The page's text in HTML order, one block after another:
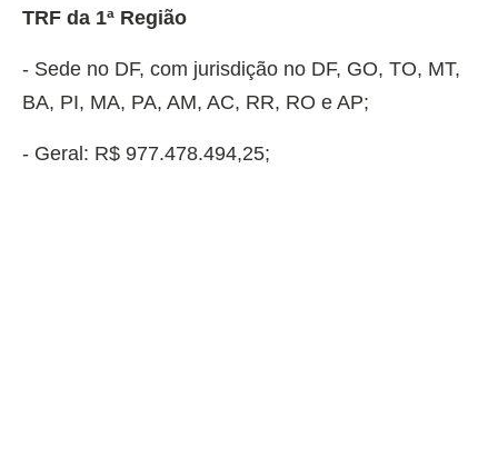
TRF da 1ª Região
- Sede no DF, com jurisdição no DF, GO, TO, MT,
BA, PI, MA, PA, AM, AC, RR, RO e AP;
- Geral: R$ 977.478.494,25;